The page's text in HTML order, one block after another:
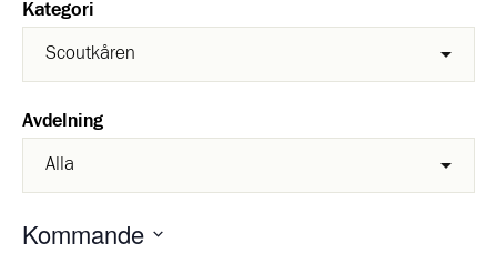
Kategori
Avdelning
Kommande